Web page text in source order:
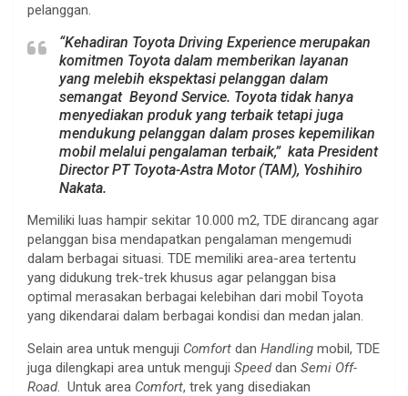
pelanggan.
“Kehadiran Toyota Driving Experience merupakan
komitmen Toyota dalam memberikan layanan
yang melebih ekspektasi pelanggan dalam
semangat Beyond Service. Toyota tidak hanya
menyediakan produk yang terbaik tetapi juga
mendukung pelanggan dalam proses kepemilikan
mobil melalui pengalaman terbaik,” kata President
Director PT Toyota-Astra Motor (TAM), Yoshihiro
Nakata.
Memiliki luas hampir sekitar 10.000 m2, TDE dirancang agar
pelanggan bisa mendapatkan pengalaman mengemudi
dalam berbagai situasi. TDE memiliki area-area tertentu
yang didukung trek-trek khusus agar pelanggan bisa
optimal merasakan berbagai kelebihan dari mobil Toyota
yang dikendarai dalam berbagai kondisi dan medan jalan.
Selain area untuk menguji Comfort dan Handling mobil, TDE
juga dilengkapi area untuk menguji Speeddan Semi Off-
Road. Untuk area Comfort, trek yang disediakan